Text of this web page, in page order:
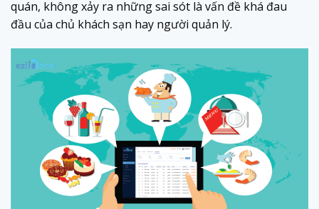
quán, không xảy ra những sai sót là vấn đề khá đau
đầu của chủ khách sạn hay người quản lý.